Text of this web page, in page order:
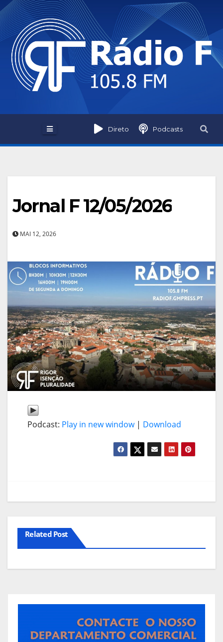
Skip
to
content
Direto Podcasts
Jornal F 12/05/2026
MAI 12, 2026
Podcast: Play in new window| Download
Related Post